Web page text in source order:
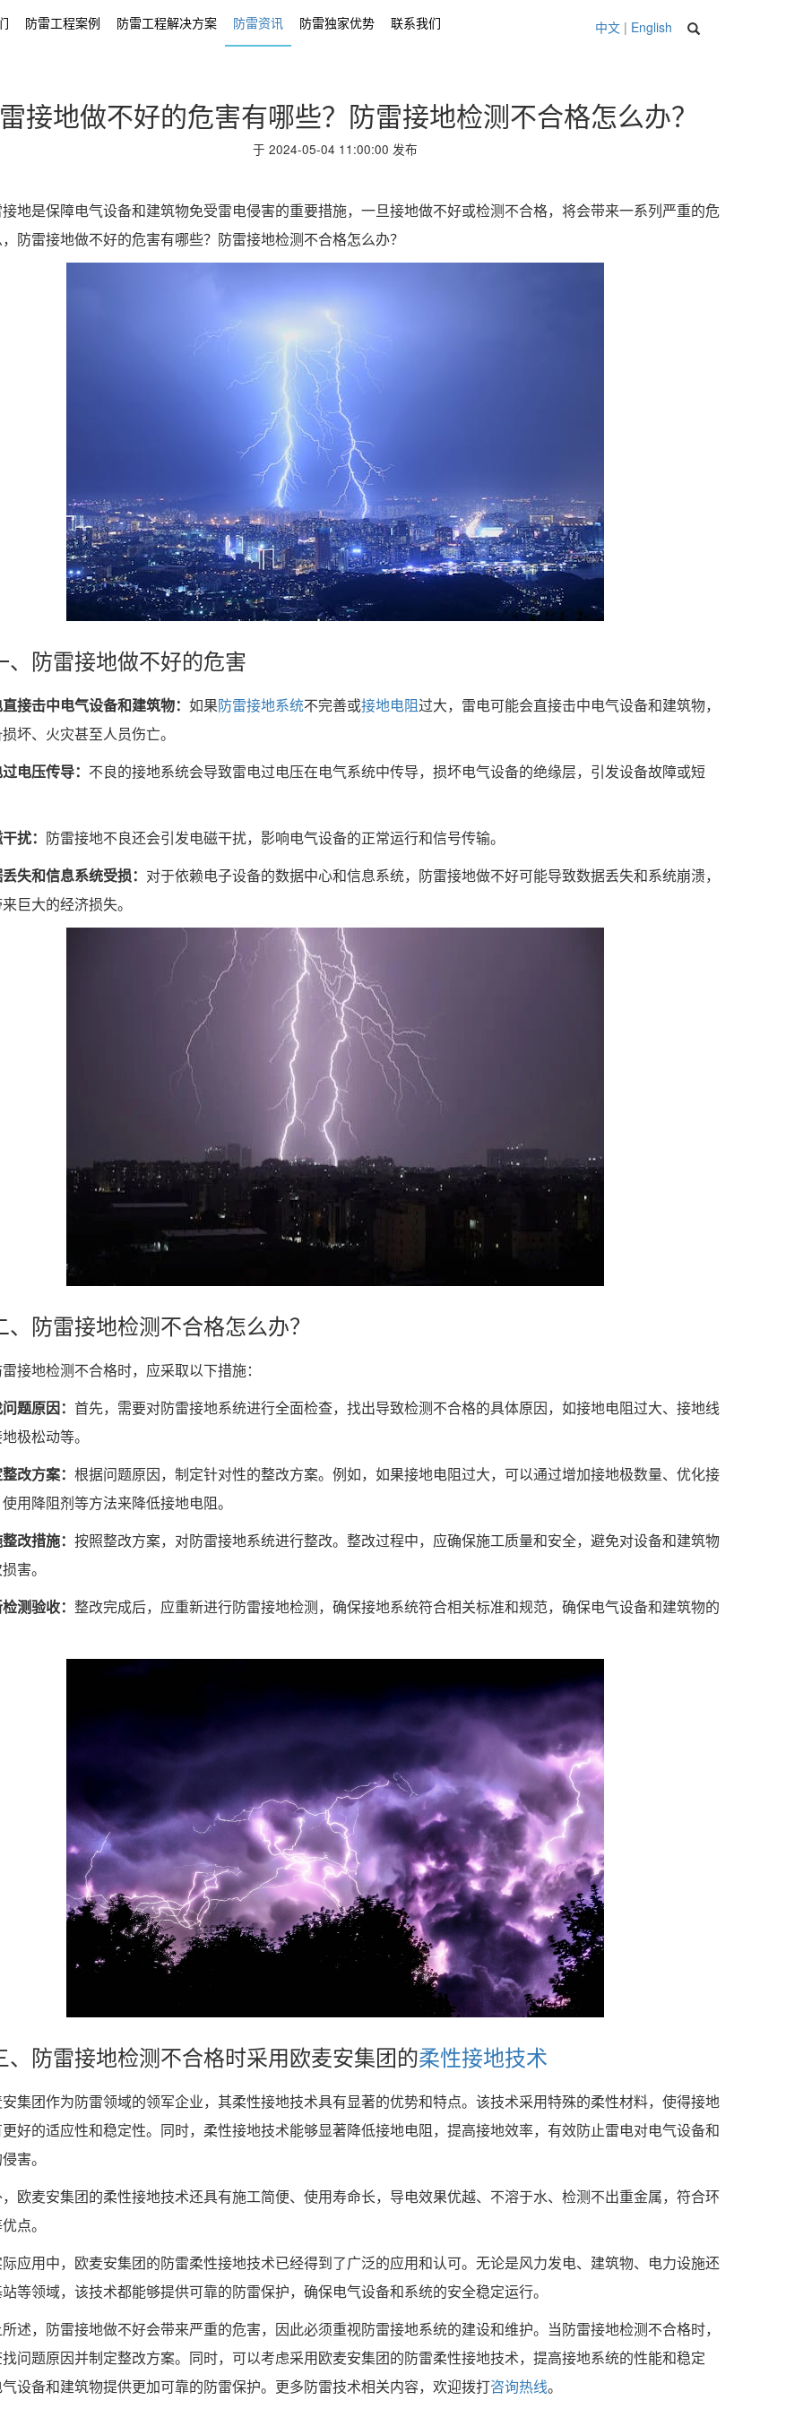
中文 | English
防雷工程案例 防雷工程解决方案 防雷资讯 防雷独家优势 联系我们
接地做不好的危害有哪些？防雷接地检测不合格怎么办？
于 2024-05-04 11:00:00 发布
是保障电气设备和建筑物免受雷电侵害的重要措施，一旦接地做不好或检测不合格，将会带来一系列严重的危
防雷接地做不好的危害有哪些？防雷接地检测不合格怎么办？
防雷接地做不好的危害
接击中电气设备和建筑物： 如果防雷接地系统不完善或接地电阻过大，雷电可能会直接击中电气设备和建筑物，
坏、火灾甚至人员伤亡。
电压传导： 不良的接地系统会导致雷电过电压在电气系统中传导，损坏电气设备的绝缘层，引发设备故障或短
扰： 防雷接地不良还会引发电磁干扰，影响电气设备的正常运行和信号传输。
失和信息系统受损： 对于依赖电子设备的数据中心和信息系统，防雷接地做不好可能导致数据丢失和系统崩溃，
巨大的经济损失。
雷接地检测不合格怎么办？
地检测不合格时，应采取以下措施：
题原因： 首先，需要对防雷接地系统进行全面检查，找出导致检测不合格的具体原因，如接地电阻过大、接地线
极松动等。
改方案： 根据问题原因，制定针对性的整改方案。例如，如果接地电阻过大，可以通过增加接地极数量、优化接
用降阻剂等方法来降低接地电阻。
改措施： 按照整改方案，对防雷接地系统进行整改。整改过程中，应确保施工质量和安全，避免对设备和建筑物
害。
测验收： 整改完成后，应重新进行防雷接地检测，确保接地系统符合相关标准和规范，确保电气设备和建筑物的
防雷接地检测不合格时采用欧麦安集团的柔性接地技术
团作为防雷领域的领军企业，其柔性接地技术具有显著的优势和特点。该技术采用特殊的柔性材料，使得接地
好的适应性和稳定性。同时，柔性接地技术能够显著降低接地电阻，提高接地效率，有效防止雷电对电气设备和
害。
麦安集团的柔性接地技术还具有施工简便、使用寿命长，导电效果优越、不溶于水、检测不出重金属，符合环
点。
用中，欧麦安集团的防雷柔性接地技术已经得到了广泛的应用和认可。无论是风力发电、建筑物、电力设施还
等领域，该技术都能够提供可靠的防雷保护，确保电气设备和系统的安全稳定运行。
，防雷接地做不好会带来严重的危害，因此必须重视防雷接地系统的建设和维护。当防雷接地检测不合格时，
问题原因并制定整改方案。同时，可以考虑采用欧麦安集团的防雷柔性接地技术，提高接地系统的性能和稳定
设备和建筑物提供更加可靠的防雷保护。更多防雷技术相关内容，欢迎拨打咨询热线。